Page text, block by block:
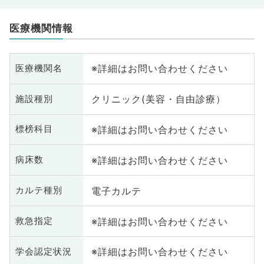
医療機関情報
医療機関名 ※詳細はお問い合わせください
施設種別 クリニック(美容・自由診療）
標榜科目 ※詳細はお問い合わせください
病床数 ※詳細はお問い合わせください
カルテ種別 電子カルテ
救急指定 ※詳細はお問い合わせください
学会認定状況 ※詳細はお問い合わせください